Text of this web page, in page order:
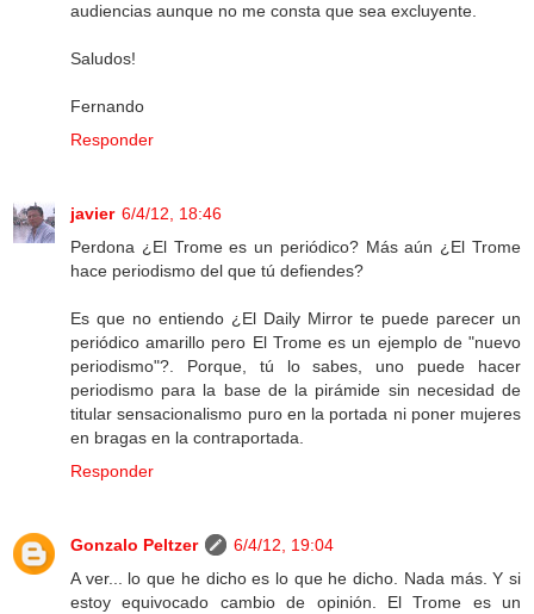
audiencias aunque no me consta que sea excluyente.
Saludos!
Fernando
Responder
javier 6/4/12, 18:46
Perdona ¿El Trome es un periódico? Más aún ¿El Trome
hace periodismo del que tú defiendes?
Es que no entiendo ¿El Daily Mirror te puede parecer un
periódico amarillo pero El Trome es un ejemplo de "nuevo
periodismo"?. Porque, tú lo sabes, uno puede hacer
periodismo para la base de la pirámide sin necesidad de
titular sensacionalismo puro en la portada ni poner mujeres
en bragas en la contraportada.
Responder
Gonzalo Peltzer
6/4/12, 19:04
A ver... lo que he dicho es lo que he dicho. Nada más. Y si
estoy equivocado cambio de opinión. El Trome es un